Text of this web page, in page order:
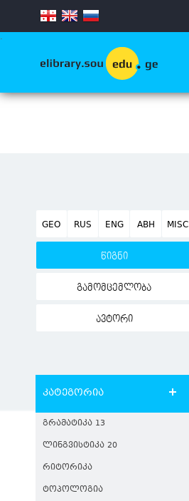
.
GEO RUS ENG ABH MISC
წიგნი
გამომცემლობა
ავტორი
კატეგორია
ᲒᲠᲐᲛᲐᲢᲘᲙᲐ 13
ᲚᲘᲜᲒᲕᲘᲡᲢᲘᲙᲐ 20
ᲠᲘᲢᲝᲠᲘᲙᲐ
ᲢᲝᲞᲝᲚᲝᲒᲘᲐ